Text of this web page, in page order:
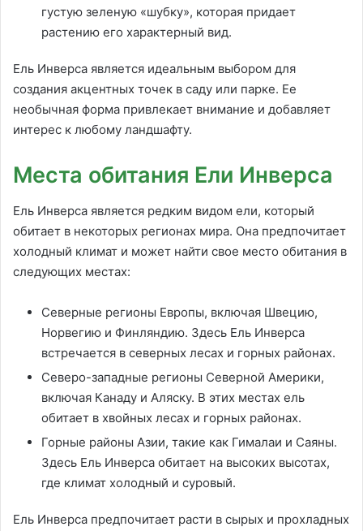
густую зеленую «шубку», которая придает
растению его характерный вид.
Ель Инверса является идеальным выбором для
создания акцентных точек в саду или парке. Ее
необычная форма привлекает внимание и добавляет
интерес к любому ландшафту.
Места обитания Ели Инверса
Ель Инверса является редким видом ели, который
обитает в некоторых регионах мира. Она предпочитает
холодный климат и может найти свое место обитания в
следующих местах:
Северные регионы Европы, включая Швецию,
Норвегию и Финляндию. Здесь Ель Инверса
встречается в северных лесах и горных районах.
Северо-западные регионы Северной Америки,
включая Канаду и Аляску. В этих местах ель
обитает в хвойных лесах и горных районах.
Горные районы Азии, такие как Гималаи и Саяны.
Здесь Ель Инверса обитает на высоких высотах,
где климат холодный и суровый.
Ель Инверса предпочитает расти в сырых и прохладных